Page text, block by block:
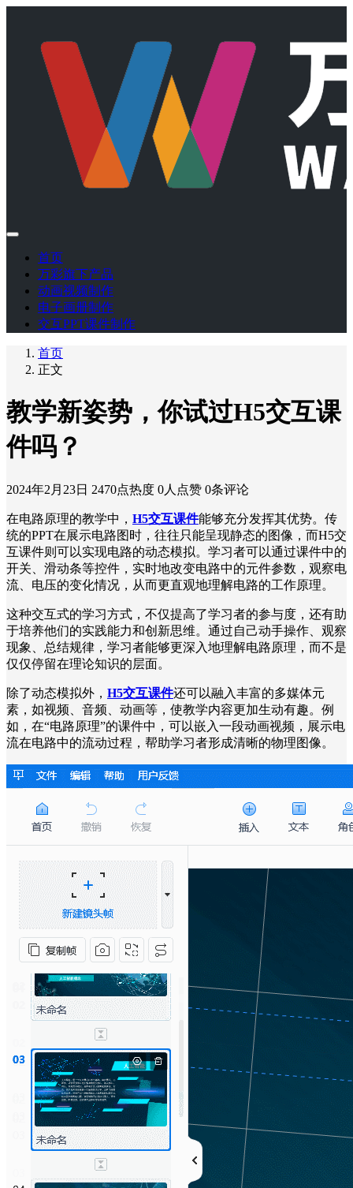
首页
万彩旗下产品
动画视频制作
电子画册制作
交互PPT课件制作
首页
正文
教学新姿势，你试过H5交互课
件吗？
2024年2月23日 2470点热度 0人点赞 0条评论
在电路原理的教学中， H5交互课件能够充分发挥其优势。传
统的PPT在展示电路图时，往往只能呈现静态的图像，而H5交
互课件则可以实现电路的动态模拟。学习者可以通过课件中的
开关、滑动条等控件，实时地改变电路中的元件参数，观察电
流、电压的变化情况，从而更直观地理解电路的工作原理。
这种交互式的学习方式，不仅提高了学习者的参与度，还有助
于培养他们的实践能力和创新思维。通过自己动手操作、观察
现象、总结规律，学习者能够更深入地理解电路原理，而不是
仅仅停留在理论知识的层面。
除了动态模拟外， H5交互课件还可以融入丰富的多媒体元
素，如视频、音频、动画等，使教学内容更加生动有趣。例
如，在“电路原理”的课件中，可以嵌入一段动画视频，展示电
流在电路中的流动过程，帮助学习者形成清晰的物理图像。